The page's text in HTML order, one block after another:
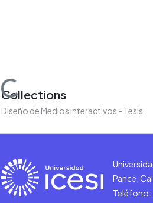
Loading...
Collections
Diseño de Medios interactivos - Tesis
Pance,
Teléfono: